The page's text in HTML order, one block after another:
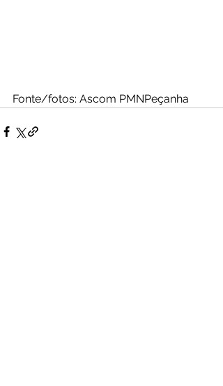
Fonte/fotos: Ascom PMNPeçanha